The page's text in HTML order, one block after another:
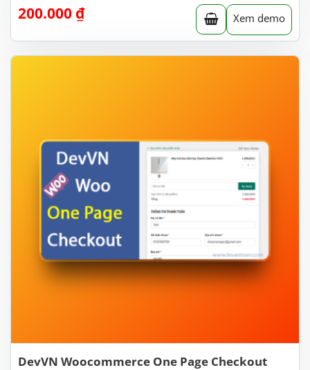
200.000 ₫ Xem demo
DevVN Woocommerce One Page Checkout